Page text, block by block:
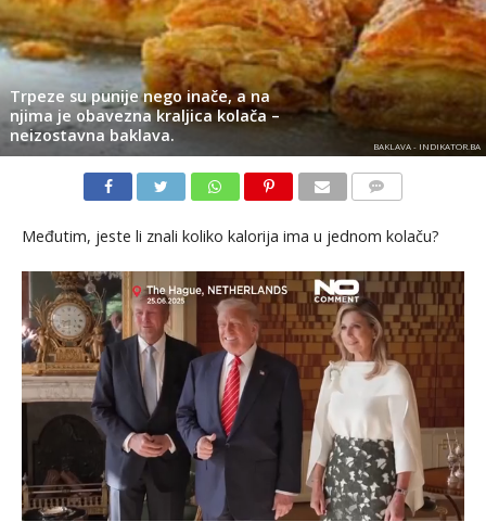
Trpeze su punije nego inače, a na
njima je obavezna kraljica kolača –
neizostavna baklava.
BAKLAVA - INDIKATOR.BA
Međutim, jeste li znali koliko kalorija ima u jednom kolaču?